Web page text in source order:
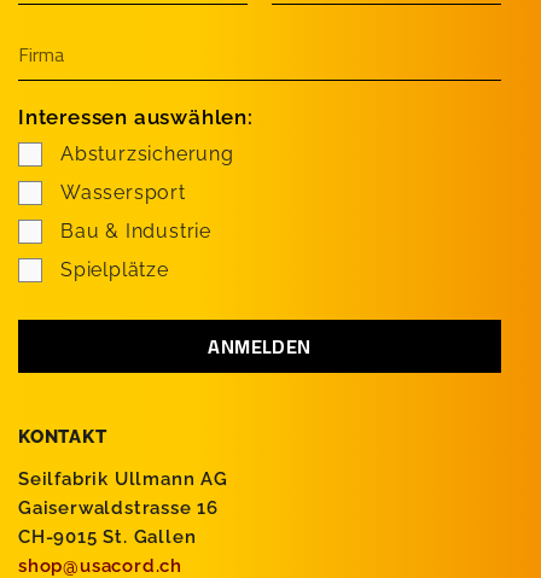
KONTAKT
Seilfabrik Ullmann AG
Gaiserwaldstrasse 16
CH-9015 St. Gallen
shop@usacord.ch
Interessen auswählen:
Absturzsicherung
Wassersport
Bau & Industrie
Spielplätze